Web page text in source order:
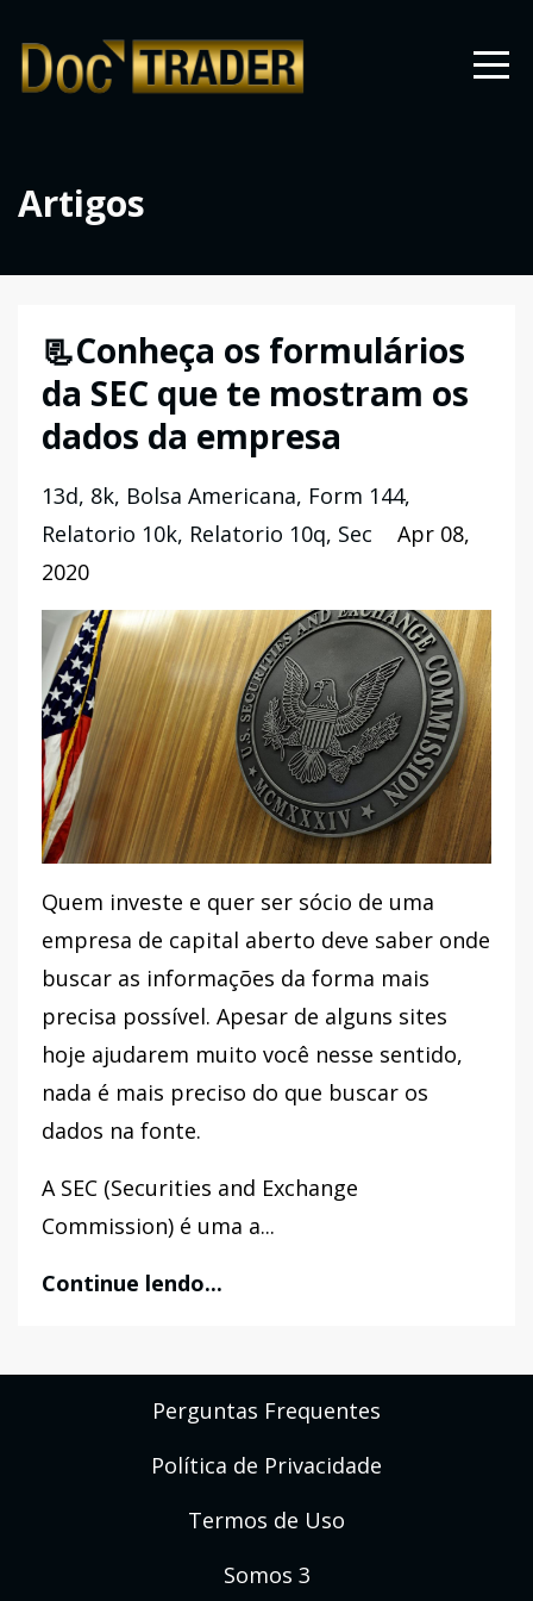
Artigos
📃Conheça os formulários
da SEC que te mostram os
dados da empresa
13d 8k Bolsa Americana Form 144
Relatorio 10k Relatorio 10q Sec
Apr 08,
2020
Quem investe e quer ser sócio de uma
empresa de capital aberto deve saber onde
buscar as informações da forma mais
precisa possível. Apesar de alguns sites
hoje ajudarem muito você nesse sentido,
nada é mais preciso do que buscar os
dados na fonte.
A SEC (Securities and Exchange
Commission) é uma a...
Continue lendo...
Perguntas Frequentes
Política de Privacidade
Termos de Uso
Somos 3